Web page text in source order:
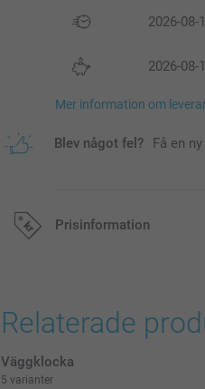
2026-08-
2026-08-
Mer information om
Blev något fel? Få en
Prisinformation
Relaterade
Väggklocka
5 varianter